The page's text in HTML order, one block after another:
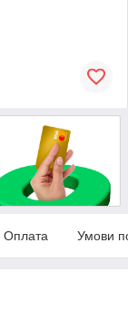
Оплата Умови